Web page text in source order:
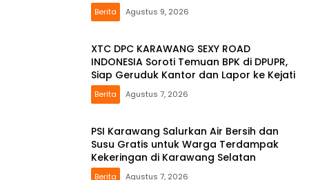
Berita Agustus 9, 2026
XTC DPC KARAWANG SEXY ROAD
INDONESIA Soroti Temuan BPK di DPUPR,
Siap Geruduk Kantor dan Lapor ke Kejati
Berita Agustus 7, 2026
PSI Karawang Salurkan Air Bersih dan
Susu Gratis untuk Warga Terdampak
Kekeringan di Karawang Selatan
Berita Agustus 7, 2026